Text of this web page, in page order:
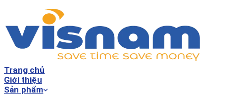
Trang chủ
Giới thiệu
Sản phẩm